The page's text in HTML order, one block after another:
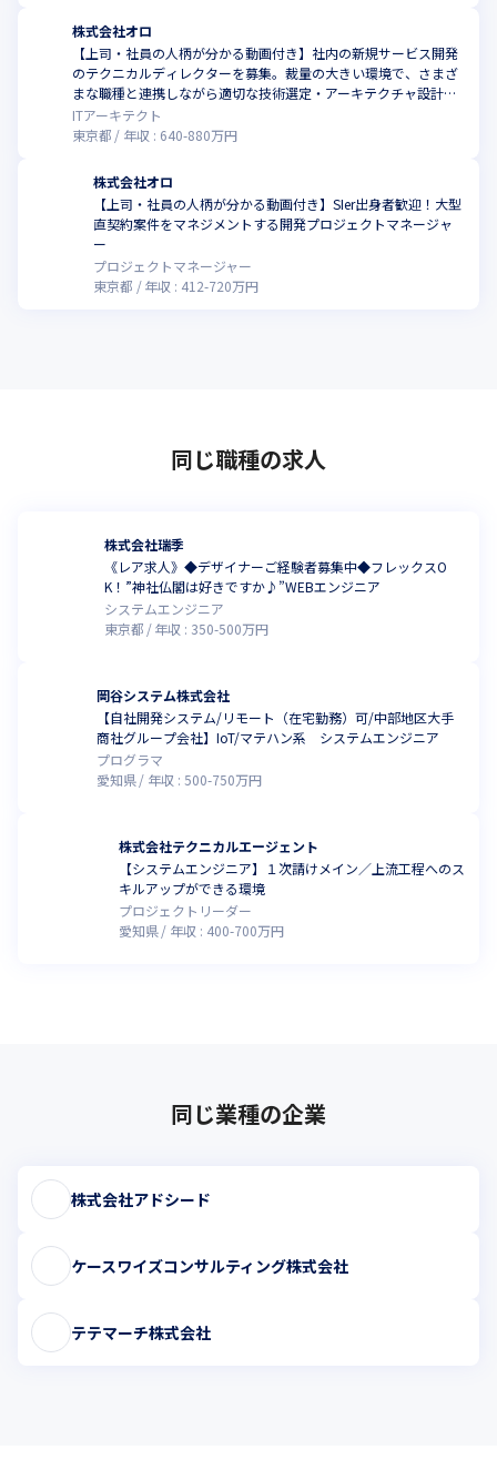
株式会社オロ
【上司・社員の人柄が分かる動画付き】社内の新規サービス開発
のテクニカルディレクターを募集。裁量の大きい環境で、さまざ
まな職種と連携しながら適切な技術選定・アーキテクチャ設計を
お任せ
ITアーキテクト
東京都
年収 : 640-880万円
株式会社オロ
【上司・社員の人柄が分かる動画付き】SIer出身者歓迎！大型
直契約案件をマネジメントする開発プロジェクトマネージャ
ー
プロジェクトマネージャー
東京都
年収 : 412-720万円
同じ職種の求人
株式会社瑞季
《レア求人》◆デザイナーご経験者募集中◆フレックスO
K！”神社仏閣は好きですか♪”WEBエンジニア
システムエンジニア
東京都
年収 : 350-500万円
岡谷システム株式会社
【自社開発システム/リモート（在宅勤務）可/中部地区大手
商社グループ会社】IoT/マテハン系 システムエンジニア
プログラマ
愛知県
年収 : 500-750万円
株式会社テクニカルエージェント
【システムエンジニア】１次請けメイン／上流工程へのス
キルアップができる環境
プロジェクトリーダー
愛知県
年収 : 400-700万円
同じ業種の企業
株式会社アドシード
ケースワイズコンサルティング株式会社
テテマーチ株式会社